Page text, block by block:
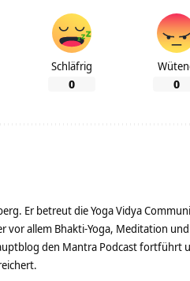
Schläfrig
0 0
Er betreut die Yoga Vidya
vor allem Bhakti-Yoga, Meditation
den Mantra Podcast